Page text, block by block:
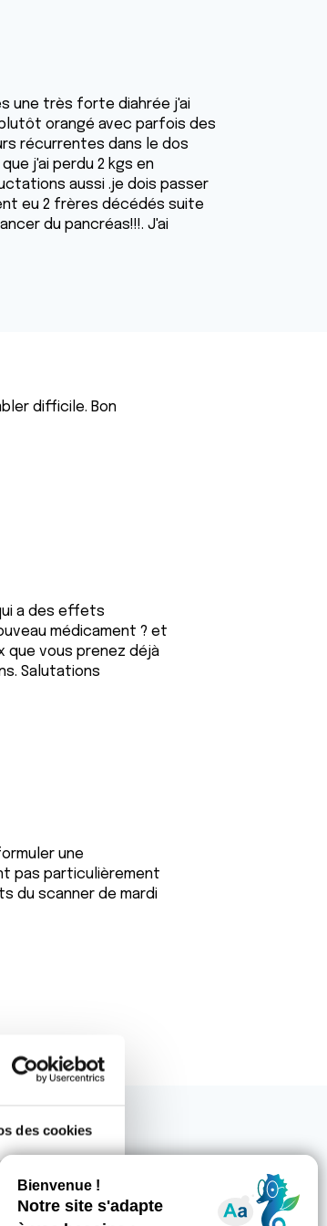
des cookies
une très forte diahrée j'ai
orangé avec parfois des
récurrentes dans le dos
j'ai perdu 2 kgs en
aussi .je dois passer
eu 2 frères décédés suite
du pancréas!!!. J'ai
difficile. Bon
a des effets
médicament ? et
que vous prenez déjà
Salutations
une
pas particulièrement
du scanner de mardi